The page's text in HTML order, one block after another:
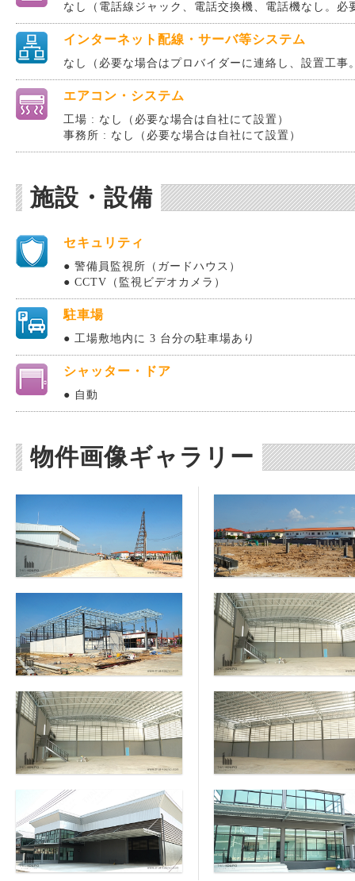
なし（電話線ジャック、電話交換機、電話機なし。必
インターネット配線・サーバ等システム
なし（必要な場合はプロバイダーに連絡し、設置工事
エアコン・システム
工場 : なし（必要な場合は自社にて設置）
事務所 : なし（必要な場合は自社にて設置）
施設・設備
セキュリティ
● 警備員監視所（ガードハウス）
● CCTV（監視ビデオカメラ）
駐車場
● 工場敷地内に 3 台分の駐車場あり
シャッター・ドア
● 自動
物件画像ギャラリー